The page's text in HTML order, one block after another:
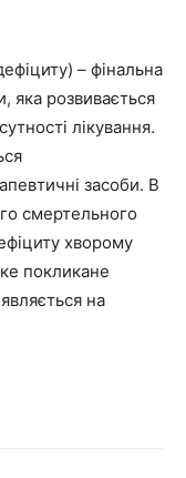
– фінальна
яка розвивається
лікування.
засоби. В
смертельного
хворому
покликане
на